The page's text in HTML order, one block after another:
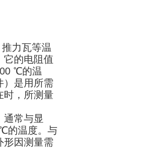
力瓦等温
它的电阻值
℃的温
）是用所需
时，所测量
通常与显
的温度。与
形因测量需